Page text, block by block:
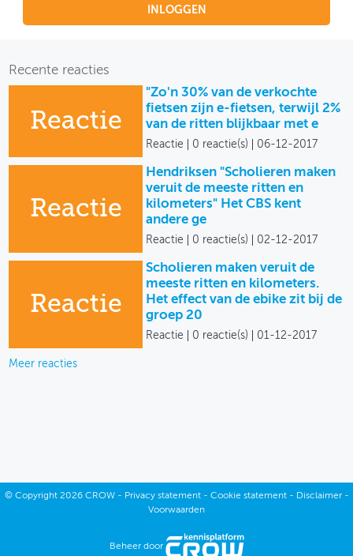
INLOGGEN
Recente reacties
Reactie
"Zo'n 30% van de verkochte
fietsen zijn e-fietsen, terwijl 2%
van de ritten blijkbaar met e
Reactie 0 reactie(s) 06-12-2017
Reactie
Hendriksen "Scholieren maken
veruit de meeste ritten en
kilometers" Het CBS kent
andere ge
Reactie 0 reactie(s) 02-12-2017
Reactie
Scholieren maken veruit de
meeste ritten en kilometers.
Het effect van de ebike zit bij de
groep 20
Reactie 0 reactie(s) 01-12-2017
Meer reacties
© Copyright2026 CROW - Privacy statement- Cookie statement- Disclaimer-
Voorwaarden
Beheer door